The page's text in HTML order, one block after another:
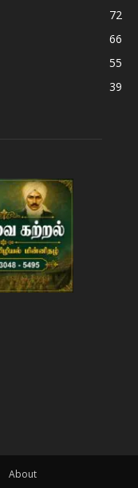
72
66
55
39
About